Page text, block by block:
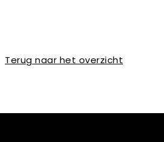
Terug naar het overzicht